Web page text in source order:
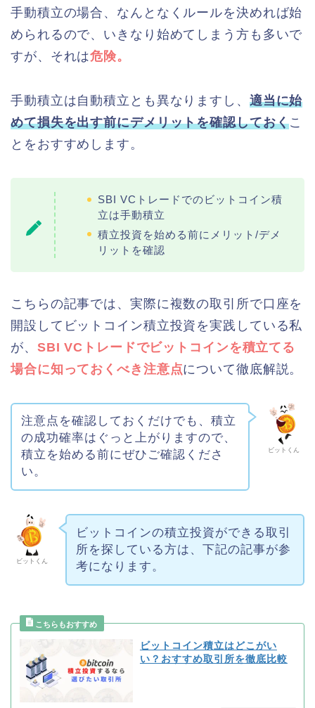
手動積立の場合、なんとなくルールを決めれば始
められるので、いきなり始めてしまう方も多いで
すが、それは危険。
手動積立は自動積立とも異なりますし、 適当に始
めて損失を出す前にデメリットを確認しておくこ
とをおすすめします。
SBI VCトレードでのビットコイン積
立は手動積立
積立投資を始める前にメリット/デメ
リットを確認
こちらの記事では、実際に複数の取引所で口座を
開設してビットコイン積立投資を実践している私
が、 SBI VCトレードでビットコインを積立てる
場合に知っておくべき注意点について徹底解説。
ビットくん
注意点を確認しておくだけでも、積立
の成功確率はぐっと上がりますので、
積立を始める前にぜひご確認くださ
い。
ビットくん
ビットコインの積立投資ができる取引
所を探している方は、下記の記事が参
考になります。
ビットコイン積立はどこがい
い？おすすめ取引所を徹底比較